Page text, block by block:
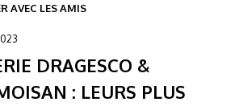
AVEC LES AMIS
DRAGESCO &
: LEURS PLUS